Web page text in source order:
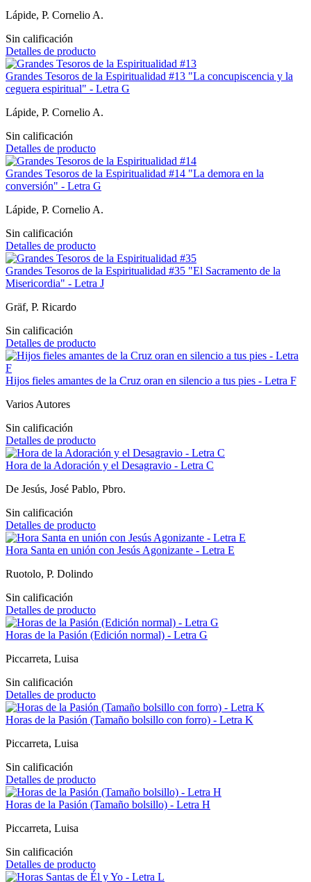
Lápide, P. Cornelio A.
Sin calificación
Detalles de producto
Grandes Tesoros de la Espiritualidad #13 "La concupiscencia y la
ceguera espiritual" - Letra G
Lápide, P. Cornelio A.
Sin calificación
Detalles de producto
Grandes Tesoros de la Espiritualidad #14 "La demora en la
conversión" - Letra G
Lápide, P. Cornelio A.
Sin calificación
Detalles de producto
Grandes Tesoros de la Espiritualidad #35 "El Sacramento de la
Misericordia" - Letra J
Gräf, P. Ricardo
Sin calificación
Detalles de producto
Hijos fieles amantes de la Cruz oran en silencio a tus pies - Letra F
Varios Autores
Sin calificación
Detalles de producto
Hora de la Adoración y el Desagravio - Letra C
De Jesús, José Pablo, Pbro.
Sin calificación
Detalles de producto
Hora Santa en unión con Jesús Agonizante - Letra E
Ruotolo, P. Dolindo
Sin calificación
Detalles de producto
Horas de la Pasión (Edición normal) - Letra G
Piccarreta, Luisa
Sin calificación
Detalles de producto
Horas de la Pasión (Tamaño bolsillo con forro) - Letra K
Piccarreta, Luisa
Sin calificación
Detalles de producto
Horas de la Pasión (Tamaño bolsillo) - Letra H
Piccarreta, Luisa
Sin calificación
Detalles de producto